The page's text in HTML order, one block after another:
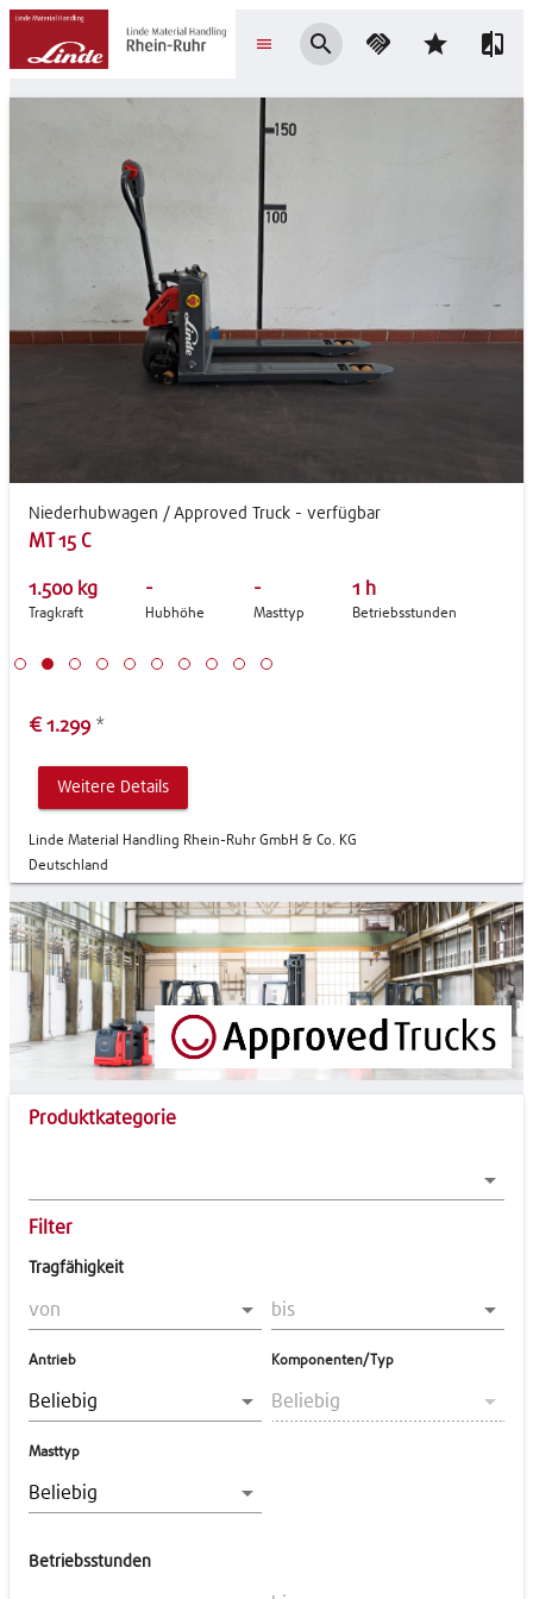
menu search handshake star compare
Niederhubwagen / Approved Truck - verfügbar
MT 15 C
1.500 kg
Tragkraft
-
Hubhöhe
-
Masttyp
1 h
Betriebsstunden
€ 1.299 *
Weitere Details
Linde Material Handling Rhein-Ruhr GmbH & Co. KG
Deutschland
Produktkategorie
arrow_drop_down
Filter
Tragfähigkeit
arrow_drop_down arrow_drop_down
Antrieb Komponenten/Typ
Beliebig arrow_drop_down Beliebig arrow_drop_down
Masttyp
Beliebig arrow_drop_down
Betriebsstunden